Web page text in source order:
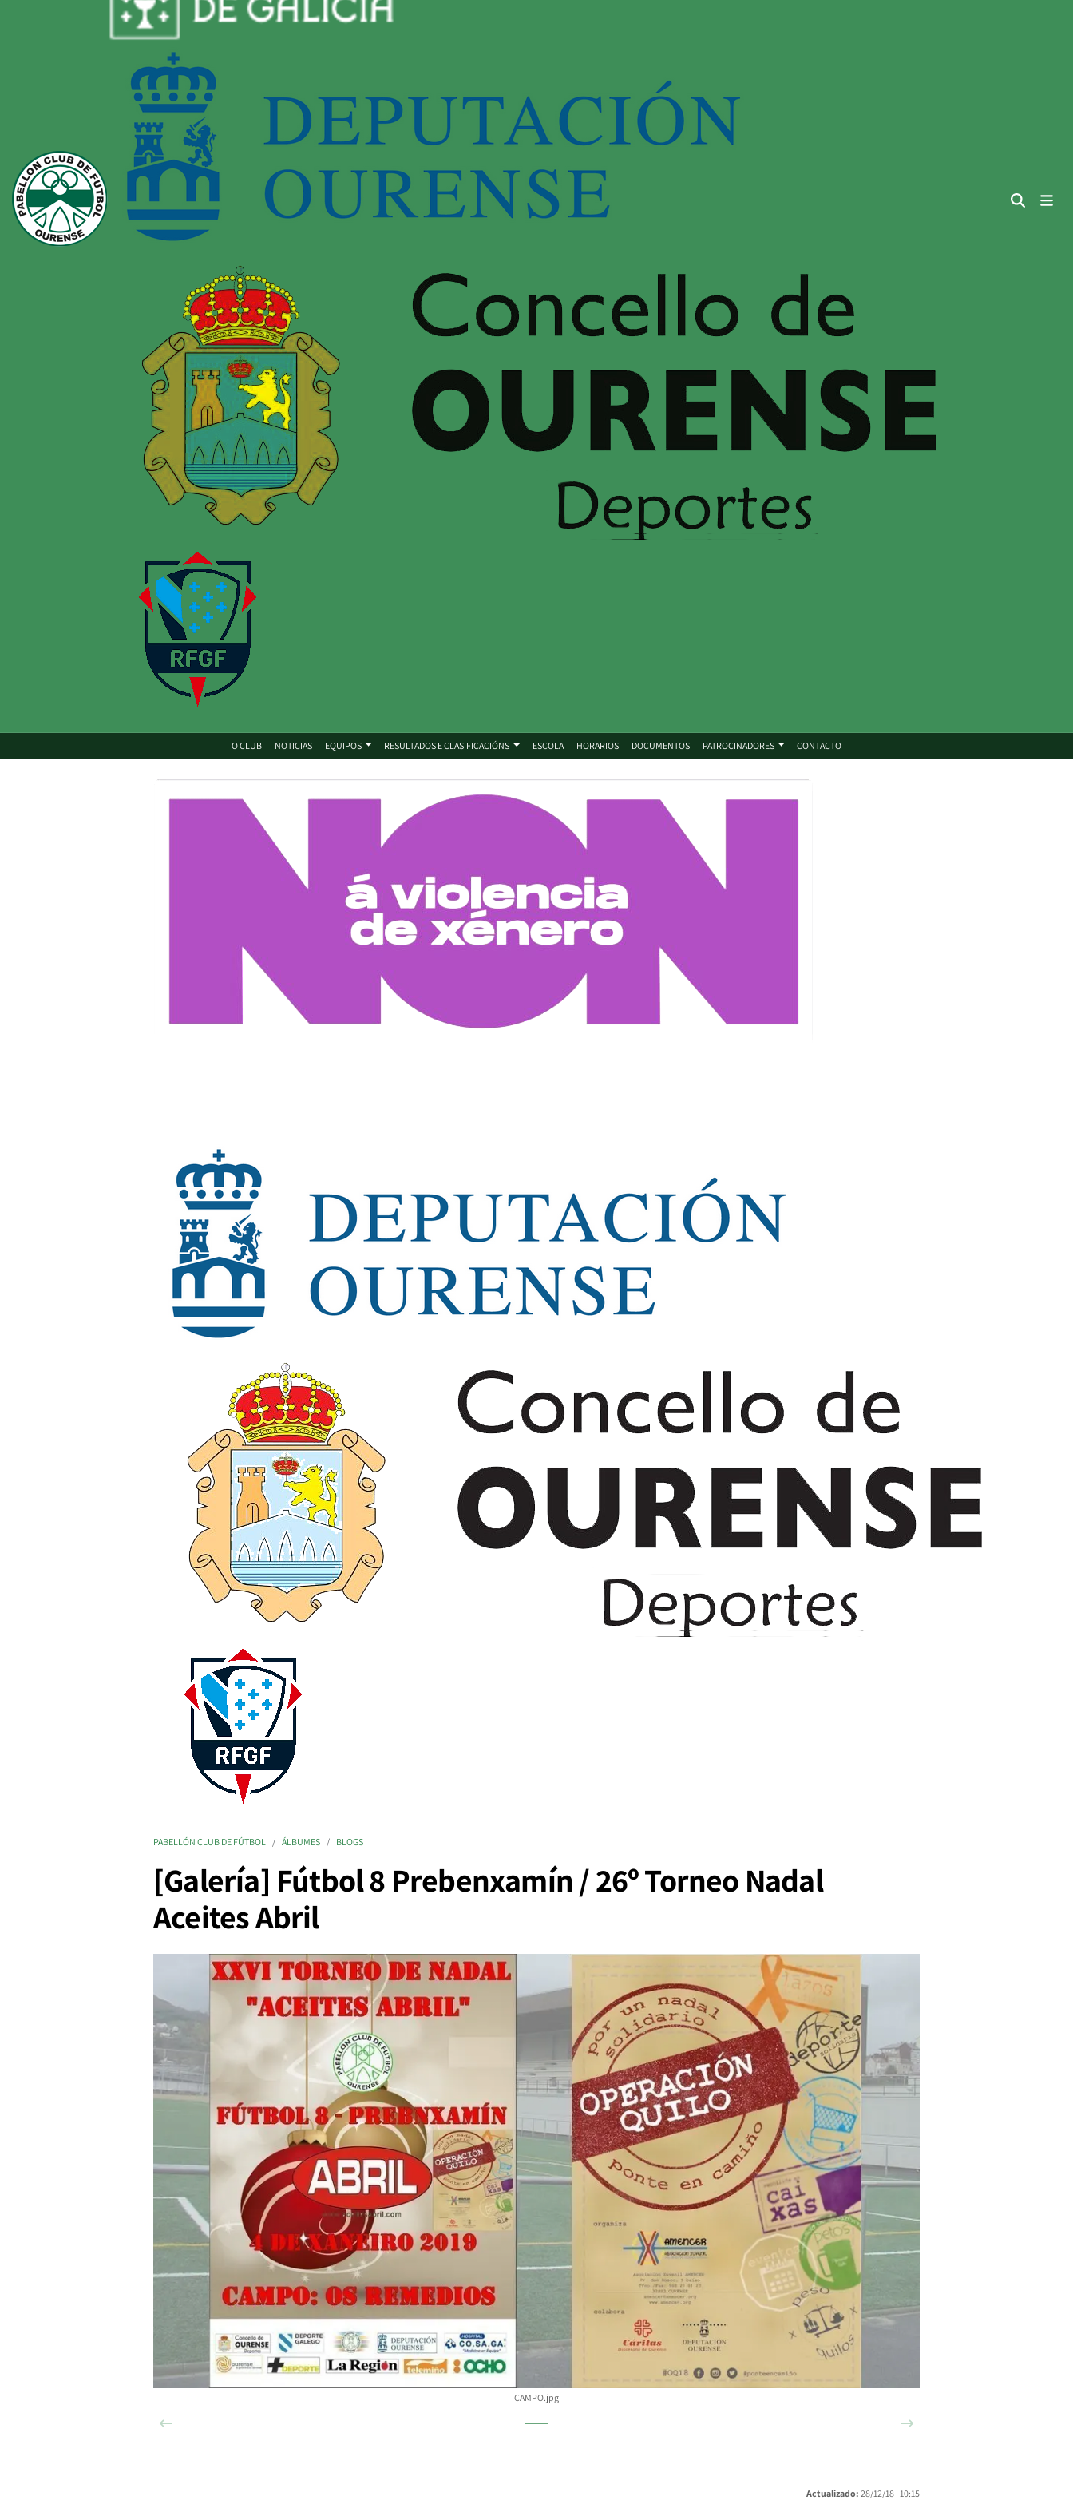
O CLUB NOTICIAS EQUIPOS RESULTADOS E CLASIFICACIÓNS ESCOLA HORARIOS DOCUMENTOS PATROCINADORES CONTACTO
PABELLÓN CLUB DE FÚTBOL ÁLBUMES BLOGS
[Galería] Fútbol 8 Prebenxamín / 26º Torneo Nadal
Aceites Abril
CAMPO.jpg
Siguiente
Actualizado: 28/12/18 | 10:15